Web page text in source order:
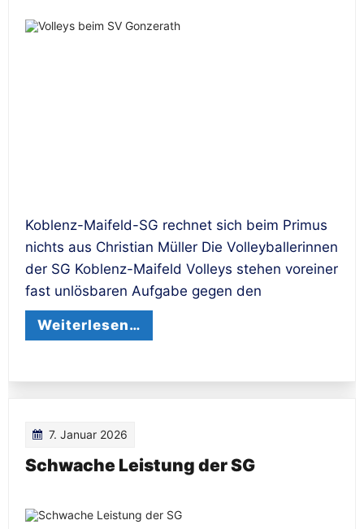
Koblenz-Maifeld-SG rechnet sich beim Primus
nichts aus Christian Müller Die Volleyballerinnen
der SG Koblenz-Maifeld Volleys stehen voreiner
fast unlösbaren Aufgabe gegen den
Weiterlesen…
7. Januar 2026
Schwache Leistung der SG